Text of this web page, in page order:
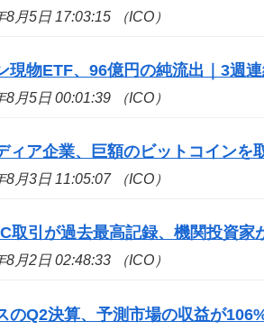
月5日 17:03:15 （ICO）
現物ETF、96億円の純流出｜3週
月5日 00:01:39 （ICO）
ィア企業、巨額のビットコインを
月3日 11:05:07 （ICO）
取引が過去最高記録、機関投資家
月2日 02:48:33 （ICO）
のQ2決算、予測市場の収益が